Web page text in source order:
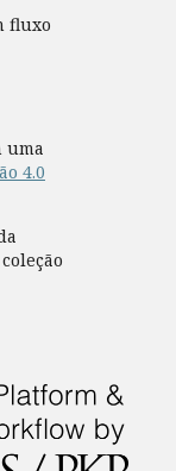
fluxo
uma
4.0